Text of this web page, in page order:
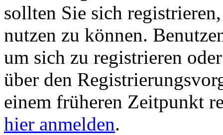
sollten Sie sich
nutzen zu können.
um sich zu registrieren
über den
einem früheren Zeitpunkt
hier anmelden.